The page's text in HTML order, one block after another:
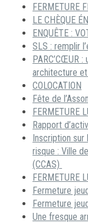
FERMETURE
LE CHÈQUE
ENQUÊTE :
SLS : remplir
PARC’CŒUR
architecture
COLOCATION
Fête de
FERMETURE
Rapport
Inscription sur
risque : Ville
(CCAS)
FERMETURE
Fermeture
Fermeture
Une fresque